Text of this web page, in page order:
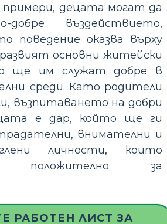
децата могат да
добре въздействието,
поведение оказва върху
основни житейски
ще им служат добре в
среди. Като родители
възпитаването на добри
е дар, който ще ги
внимателни и
личности, които
положително за
РАБОТЕН ЛИСТ ЗА